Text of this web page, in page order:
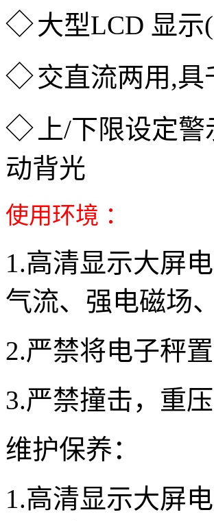
◇大型LCD 显示
◇交直流两用,
◇ 上/下限设定
动背光
使用环境 ：
1.高清显示大屏
气流、强电磁场
2.严禁将电子秤
3.严禁撞击，重
维护保养：
1.高清显示大屏